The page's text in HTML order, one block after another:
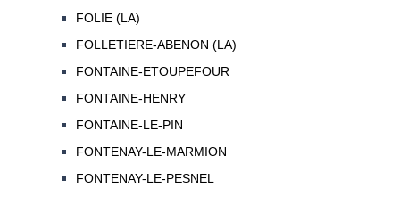
FOLIE (LA)
FOLLETIERE-ABENON (LA)
FONTAINE-ETOUPEFOUR
FONTAINE-HENRY
FONTAINE-LE-PIN
FONTENAY-LE-MARMION
FONTENAY-LE-PESNEL